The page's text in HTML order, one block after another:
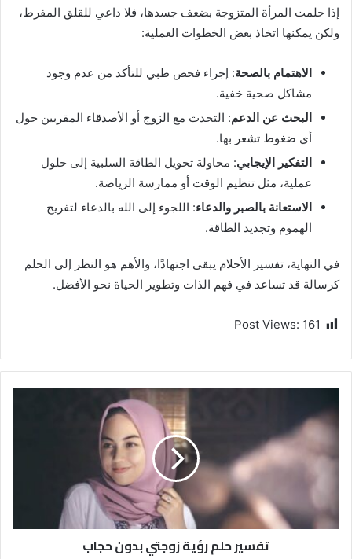
إذا حلمت المرأة المتزوجة بضعف جسدها، فلا داعي للقلق المفرط،
ولكن يمكنها اتخاذ بعض الخطوات العملية:
الاهتمام بالصحة: إجراء فحص طبي للتأكد من عدم وجود
مشاكل صحية خفية.
البحث عن الدعم: التحدث مع الزوج أو الأصدقاء المقربين حول
أي ضغوط تشعر بها.
التفكير الإيجابي: محاولة تحويل الطاقة السلبية إلى حلول
عملية، مثل تنظيم الوقت أو ممارسة الرياضة.
الاستعانة بالصبر والدعاء: اللجوء إلى الله بالدعاء لتفريج
الهموم وتجديد الطاقة.
في النهاية، تفسير الأحلام يبقى اجتهادًا، والأهم هو النظر إلى الحلم
كرسالة قد تساعد في فهم الذات وتطوير الحياة نحو الأفضل.
Post Views: 161
تفسير حلم رؤية زوجتي بدون حجاب